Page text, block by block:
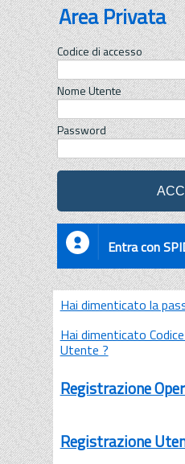
Area Privata
Codice di accesso
Nome Utente
Password
Entra con
Hai dimenticato la
Hai dimenticato
Utente ?
Registrazione
Registrazione